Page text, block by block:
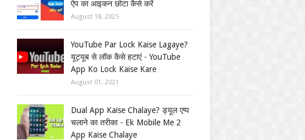
ऐप का आइकन छोटा कैसे करें
August 18, 2025
YouTube Par Lock Kaise Lagaye?
यूट्यूब से लॉक कैसे हटाएं - YouTube
App Ko Lock Kaise Kare
August 01, 2021
Dual App Kaise Chalaye? ड्यूल एप्प
चलाने का तरीका - Ek Mobile Me 2
App Kaise Chalaye